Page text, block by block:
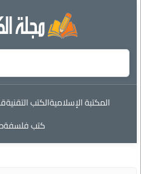
المكتبة الإسلاميةالكتب التقنية
كتب فلسفة